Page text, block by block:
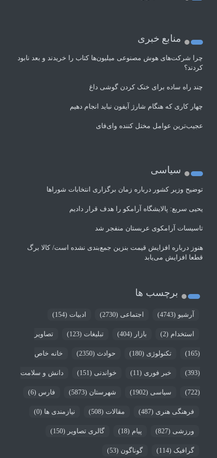
منابع خبری
چرا شرکت‌های هوش مصنوعی میلیون‌ها کتاب را خریدند و بعد نابود
کردند؟
چند راه‌ ساده برای خنک کردن گوشی داغ
چهار کاری که هنگام شارژ آیفون نباید انجام دهیم
عجیب‌ترین عوامل مختل کننده وای‌فای
سیاسی
توضیح وزیر کشور درباره زمان برگزاری انتخابات شوراها
یحیی سریع: پالایشگاه آرامکو را هدف قرار دادیم
تاسیسات آرامکوی عربستان منفجر شد
هنوز درباره افزایش قیمت بنزین جمع‌بندی نشده است/ کالا برگ
قطعا افزایش می‌یابد
برچسب ها
آرشیو (4743) اجتماعی (2730) ادبیات (154)
استخدام (2) بازار (404) تبلیغات (123) تصاویر
(165) تکنولوژی (180) حوادث (2350) خانه خاص
(393) خبر فوری (11) خواندنی (151) دانش و سلامت
(722) سیاسی (1902) شهرستان (5873) فارس (6)
فرهنگی هنری (487) مقالات (508) نیازمندی ها (0)
ورزشی (827) پیام (18) گالری تصاویر (150)
گرافیک (114) گوناگون (53)